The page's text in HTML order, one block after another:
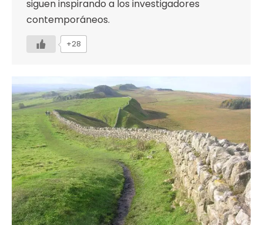
siguen inspirando a los investigadores
contemporáneos.
+28